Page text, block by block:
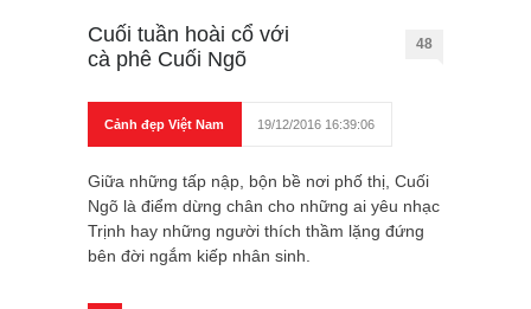
Cuối tuần hoài cổ với
cà phê Cuối Ngõ
48
Cảnh đẹp Việt Nam 19/12/2016 16:39:06
Giữa những tấp nập, bộn bề nơi phố thị, Cuối
Ngõ là điểm dừng chân cho những ai yêu nhạc
Trịnh hay những người thích thầm lặng đứng
bên đời ngắm kiếp nhân sinh.